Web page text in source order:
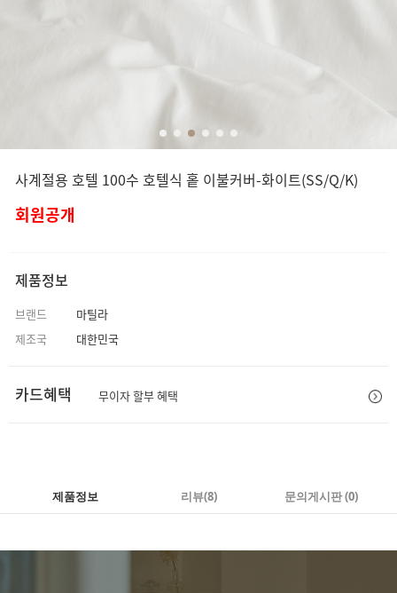
사계절용 호텔 100수 호텔식 홑 이불커버-화이트(SS/Q/K)
회원공개
제품정보
브랜드
마틸라
제조국
대한민국
카드혜택 무이자 할부 혜택
제품정보 리뷰(8) 문의게시판 (0)